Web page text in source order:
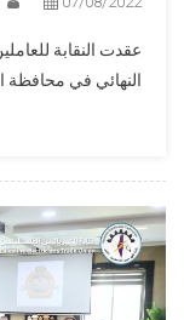
عقدت النقابة
النهائي في